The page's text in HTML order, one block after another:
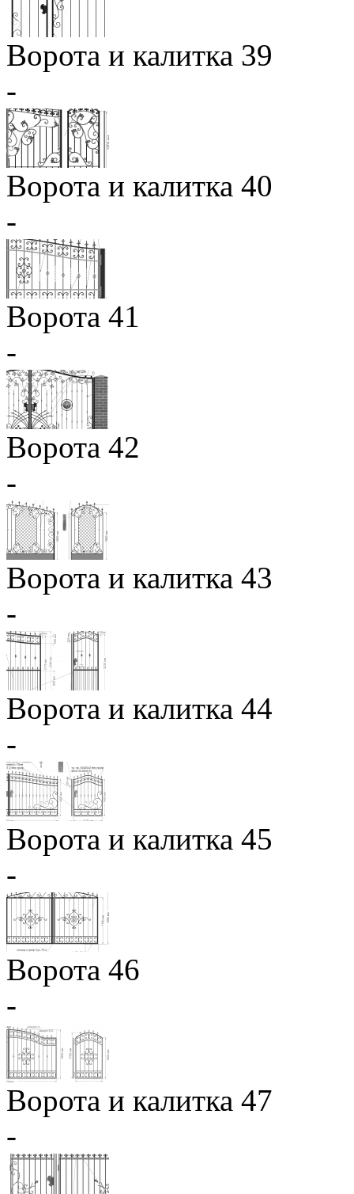
Ворота и калитка 39
-
Ворота и калитка 40
-
Ворота 41
-
Ворота 42
-
Ворота и калитка 43
-
Ворота и калитка 44
-
Ворота и калитка 45
-
Ворота 46
-
Ворота и калитка 47
-